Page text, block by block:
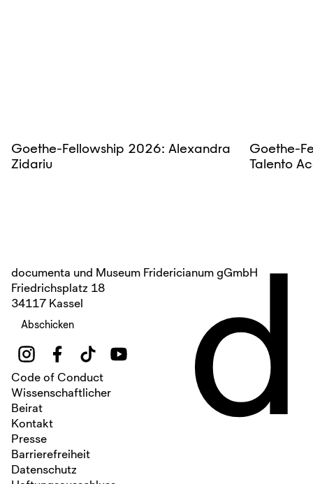
Goethe-Fellowship 2026: Alexandra
Zidariu
Goethe-
Talento
documenta und Museum Fridericianum gGmbH
Friedrichsplatz 18
34117 Kassel
Abschicken
Code of Conduct
Wissenschaftlicher
Beirat
Kontakt
Presse
Barrierefreiheit
Datenschutz
d